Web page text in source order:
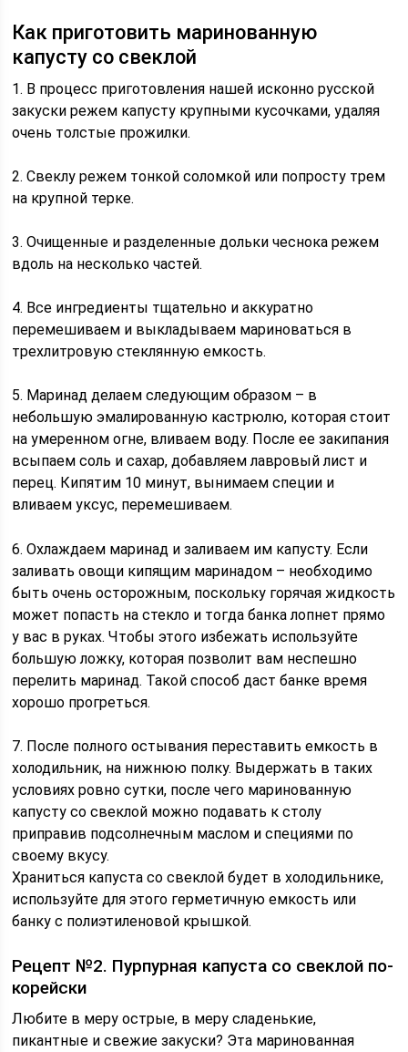
Как приготовить маринованную
капусту со свеклой
1. В процесс приготовления нашей исконно русской
закуски режем капусту крупными кусочками, удаляя
очень толстые прожилки.
2. Свеклу режем тонкой соломкой или попросту трем
на крупной терке.
3. Очищенные и разделенные дольки чеснока режем
вдоль на несколько частей.
4. Все ингредиенты тщательно и аккуратно
перемешиваем и выкладываем мариноваться в
трехлитровую стеклянную емкость.
5. Маринад делаем следующим образом – в
небольшую эмалированную кастрюлю, которая стоит
на умеренном огне, вливаем воду. После ее закипания
всыпаем соль и сахар, добавляем лавровый лист и
перец. Кипятим 10 минут, вынимаем специи и
вливаем уксус, перемешиваем.
6. Охлаждаем маринад и заливаем им капусту. Если
заливать овощи кипящим маринадом – необходимо
быть очень осторожным, поскольку горячая жидкость
может попасть на стекло и тогда банка лопнет прямо
у вас в руках. Чтобы этого избежать используйте
большую ложку, которая позволит вам неспешно
перелить маринад. Такой способ даст банке время
хорошо прогреться.
7. После полного остывания переставить емкость в
холодильник, на нижнюю полку. Выдержать в таких
условиях ровно сутки, после чего маринованную
капусту со свеклой можно подавать к столу
приправив подсолнечным маслом и специями по
своему вкусу.
Храниться капуста со свеклой будет в холодильнике,
используйте для этого герметичную емкость или
банку с полиэтиленовой крышкой.
Рецепт №2. Пурпурная капуста со свеклой по-
корейски
Любите в меру острые, в меру сладенькие,
пикантные и свежие закуски? Эта маринованная